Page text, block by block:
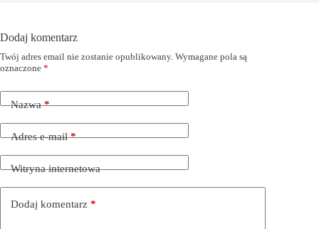
Dodaj komentarz
Twój adres email nie zostanie opublikowany. Wymagane pola są
oznaczone *
Nazwa*
Adres e-mail*
Witryna internetowa
Dodaj komentarz *